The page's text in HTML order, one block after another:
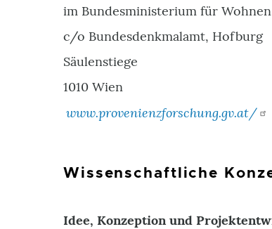
im Bundesministerium für
c/o Bundesdenkmalamt, Hofburg
Säulenstiege
1010 Wien
www.provenienzforschung.gv.at/
Wissenschaftliche
Idee, Konzeption und